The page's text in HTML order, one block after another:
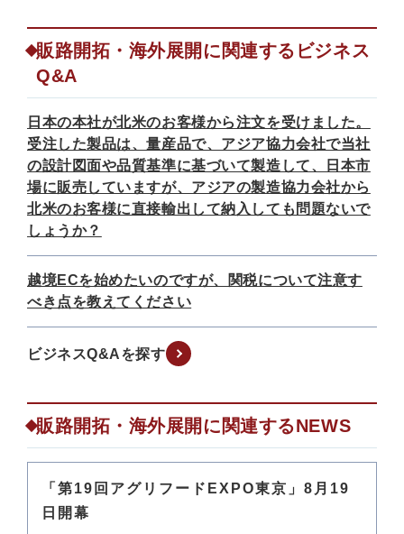
販路開拓・海外展開に関連するビジネス
Q&A
日本の本社が北米のお客様から注文を受けました。
受注した製品は、量産品で、アジア協力会社で当社
の設計図面や品質基準に基づいて製造して、日本市
場に販売していますが、アジアの製造協力会社から
北米のお客様に直接輸出して納入しても問題ないで
しょうか？
越境ECを始めたいのですが、関税について注意す
べき点を教えてください
ビジネスQ&Aを探す
販路開拓・海外展開に関連するNEWS
「第19回アグリフードEXPO東京」8月19
日開幕